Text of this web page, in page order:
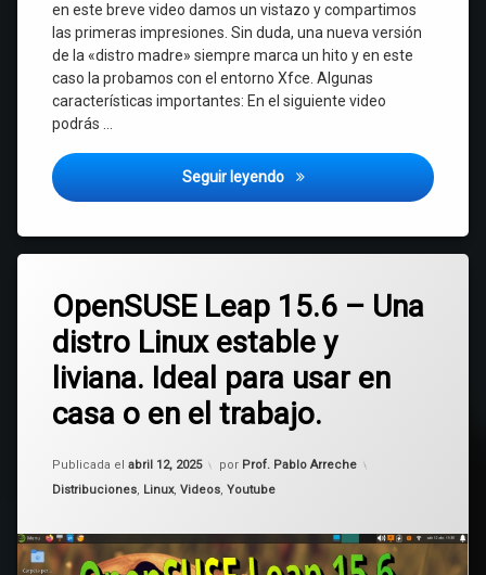
en este breve video damos un vistazo y compartimos
las primeras impresiones. Sin duda, una nueva versión
de la «distro madre» siempre marca un hito y en este
caso la probamos con el entorno Xfce. Algunas
características importantes: En el siguiente video
podrás …
Seguir leyendo Debian 13 Trixie con Xfce –
OpenSUSE Leap 15.6 – Una
distro Linux estable y
liviana. Ideal para usar en
casa o en el trabajo.
Publicada el abril 12, 2025
Actualizado el abril 12, 2025
por Prof. Pablo Arreche
Categorías:
Distribuciones, Linux, Videos, Youtube
Leap
Linux
OpenSUSE
un
comentario
en
OpenSUSE
Leap
15.6
–
Linux
estable
Ideal
para